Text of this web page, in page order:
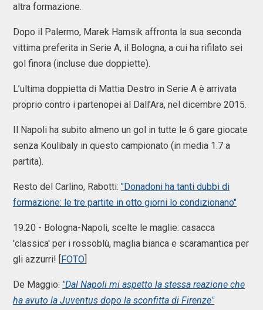
altra formazione.
Dopo il Palermo, Marek Hamsik affronta la sua seconda
vittima preferita in Serie A, il Bologna, a cui ha rifilato sei
gol finora (incluse due doppiette).
L’ultima doppietta di Mattia Destro in Serie A è arrivata
proprio contro i partenopei al Dall’Ara, nel dicembre 2015.
Il Napoli ha subito almeno un gol in tutte le 6 gare giocate
senza Koulibaly in questo campionato (in media 1.7 a
partita).
Resto del Carlino, Rabotti: "Donadoni ha tanti dubbi di
formazione: le tre partite in otto giorni lo condizionano"
19.20 - Bologna-Napoli, scelte le maglie: casacca
'classica' per i rossoblù, maglia bianca e scaramantica per
gli azzurri! [FOTO]
De Maggio: "Dal Napoli mi aspetto la stessa reazione che
ha avuto la Juventus dopo la sconfitta di Firenze"